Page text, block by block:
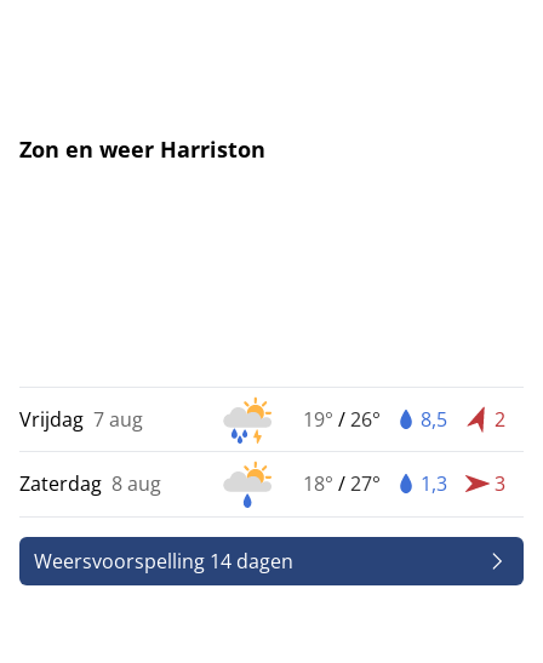
Zon en weer Harriston
Vrijdag 7 aug 19° /26° 8,5 2
Zaterdag 8 aug 18° /27° 1,3 3
Weersvoorspelling 14 dagen